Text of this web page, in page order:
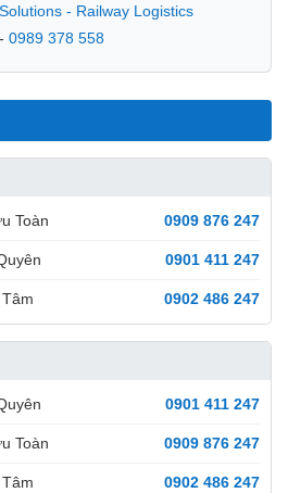
- Railway Logistics
0989 378 558
Toàn 0909 876 247
0901 411 247
0902 486 247
0901 411 247
Toàn 0909 876 247
0902 486 247